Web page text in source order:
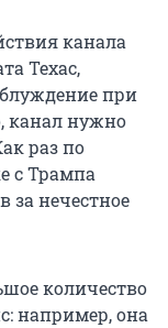
канала
Техас,
при
канал нужно
раз по
с Трампа
за нечестное
количество
например, она